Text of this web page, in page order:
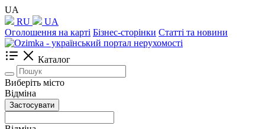
UA
RU
UA
Оголошення на карті Бізнес-сторінки Статті та новини
Каталог
Виберіть місто
Відміна
Застосувати